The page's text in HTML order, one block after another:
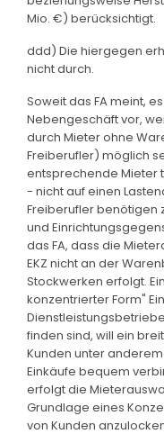
Mio. €) berücksichtigt.
ddd) Die hiergegen
nicht durch.
Soweit das FA meint,
Nebengeschäft vor,
durch Mieter ohne
Freiberufler) möglich
entsprechende Mieter
- nicht auf einen
Freiberufler benötigen
und
das FA, dass die
EKZ nicht an der
Stockwerken erfolgt.
konzentrierter Form"
finden sind, will ein
Kunden unter
Einkäufe bequem
erfolgt die
Grundlage eines
von Kunden